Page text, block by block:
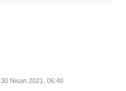
30 Nisan 2021, 06:40